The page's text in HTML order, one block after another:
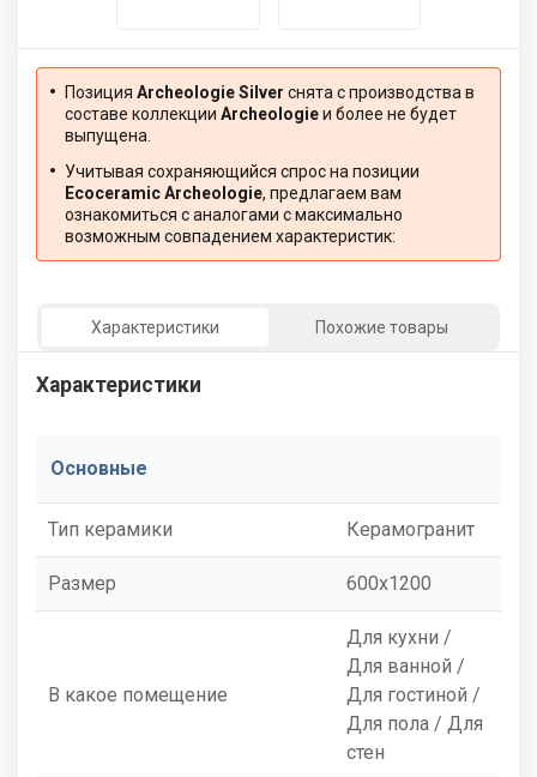
Позиция Archeologie Silver снята с производства в
составе коллекции Archeologieи более не будет
выпущена.
Учитывая сохраняющийся спрос на позиции
Ecoceramic Archeologie, предлагаем вам
ознакомиться с аналогами с максимально
возможным совпадением характеристик:
Характеристики Похожие товары
Характеристики
Основные
Тип керамики Керамогранит
Размер 600x1200
В какое помещение
Для кухни /
Для ванной /
Для гостиной /
Для пола / Для
стен